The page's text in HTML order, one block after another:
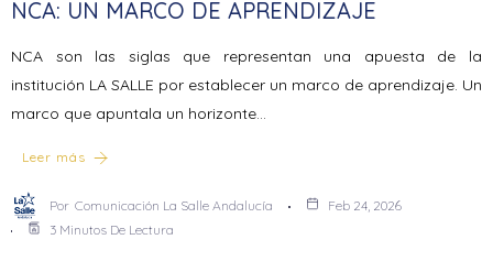
NCA: UN MARCO DE APRENDIZAJE
NCA son las siglas que representan una apuesta de la
institución LA SALLE por establecer un marco de aprendizaje. Un
marco que apuntala un horizonte…
Leer más
Por Comunicación La Salle Andalucía
Feb 24, 2026
3 Minutos De Lectura